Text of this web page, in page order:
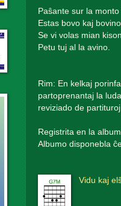
Paŝante sur la monto
Estas bovo kaj bovino.
Se vi volas mian kison,
Petu tuj al la avino.
Rim: En kelkaj
partoprenantaj la
reviziado de
Registrita en la
Albumo disponebla
Vidu kaj